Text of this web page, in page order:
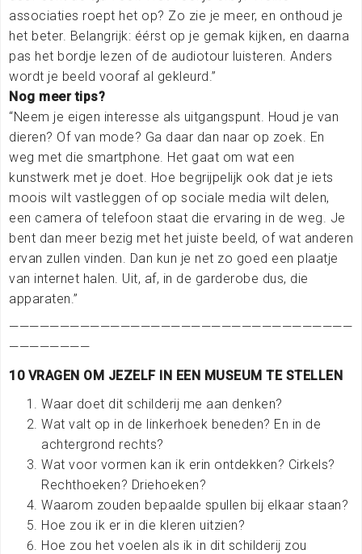
associaties roept het op? Zo zie je meer, en onthoud je
het beter. Belangrijk: éérst op je gemak kijken, en daarna
pas het bordje lezen of de audiotour luisteren. Anders
wordt je beeld vooraf al gekleurd.”
Nog meer tips?
“Neem je eigen interesse als uitgangspunt. Houd je van
dieren? Of van mode? Ga daar dan naar op zoek. En
weg met die smartphone. Het gaat om wat een
kunstwerk met je doet. Hoe begrijpelijk ook dat je iets
moois wilt vastleggen of op sociale media wilt delen,
een camera of telefoon staat die ervaring in de weg. Je
bent dan meer bezig met het juiste beeld, of wat anderen
ervan zullen vinden. Dan kun je net zo goed een plaatje
van internet halen. Uit, af, in de garderobe dus, die
apparaten.”
——————————————————————————————————
————————
10 VRAGEN OM JEZELF IN EEN MUSEUM TE STELLEN
Waar doet dit schilderij me aan denken?
Wat valt op in de linkerhoek beneden? En in de
achtergrond rechts?
Wat voor vormen kan ik erin ontdekken? Cirkels?
Rechthoeken? Driehoeken?
Waarom zouden bepaalde spullen bij elkaar staan?
Hoe zou ik er in die kleren uitzien?
Hoe zou het voelen als ik in dit schilderij zou